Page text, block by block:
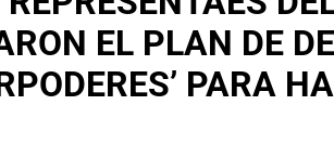
EL PLAN DE
PARA